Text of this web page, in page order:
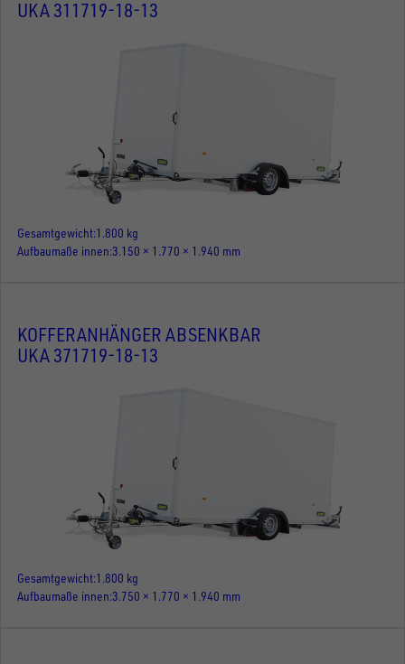
UKA 311719-18-13
Gesamtgewicht 1.800 kg
Aufbaumaße innen 3.150 × 1.770 × 1.940 mm
KOFFERANHÄNGER ABSENKBAR
UKA 371719-18-13
Gesamtgewicht 1.800 kg
Aufbaumaße innen 3.750 × 1.770 × 1.940 mm